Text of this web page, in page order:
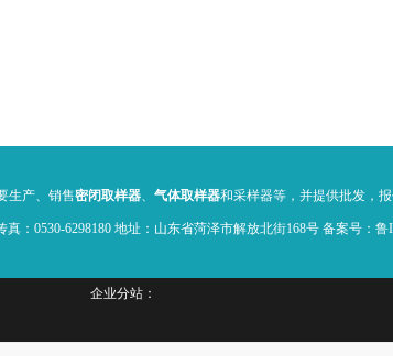
生产、销售密闭取样器、 气体取样器和采样器等，并提供批发，
真：0530-6298180 地址：山东省菏泽市解放北街168号 备案号： 鲁
企业分站：